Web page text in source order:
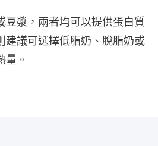
豆漿，兩者均可以提供蛋白質
建議可選擇低脂奶、脫脂奶或
量。